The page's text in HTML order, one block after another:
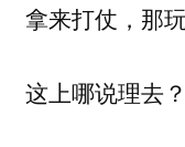
拿来打仗，那
这上哪说理去？